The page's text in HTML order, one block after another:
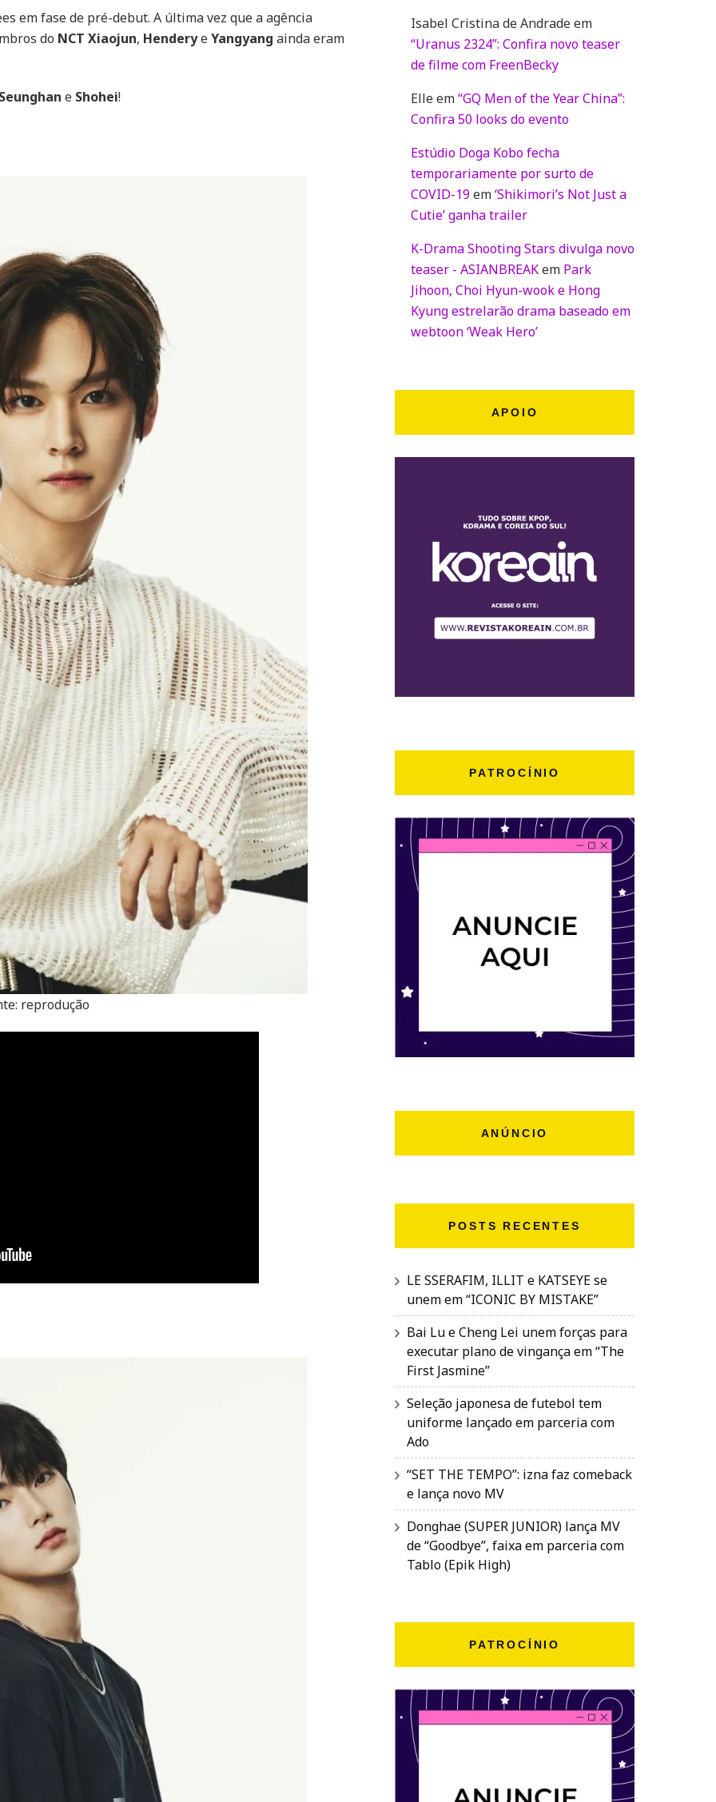
e
Shohei
em fase de pré-debut. A última vez que a agência
do NCT Xiaojun, HenderyeYangyang ainda eram
e Shohei!
reprodução
Isabel Cristina de Andradeem
“Uranus 2324”: Confira novo teaser
de filme com FreenBecky
Elleem“GQ Men of the Year China”:
Confira 50 looks do evento
Estúdio Doga Kobo fecha
temporariamente por surto de
COVID-19em‘Shikimori’s Not Just a
Cutie’ ganha trailer
K-Drama Shooting Stars divulga novo
teaser - ASIANBREAKem Park
Jihoon, Choi Hyun-wook e Hong
Kyung estrelarão drama baseado em
webtoon ‘Weak Hero’
APOIO
PATROCÍNIO
ANÚNCIO
POSTS RECENTES
LE SSERAFIM, ILLIT e KATSEYE se
unem em “ICONIC BY MISTAKE”
Bai Lu e Cheng Lei unem forças para
executar plano de vingança em “The
First Jasmine”
Seleção japonesa de futebol tem
uniforme lançado em parceria com
Ado
“SET THE TEMPO”: izna faz comeback
e lança novo MV
Donghae (SUPER JUNIOR) lança MV
de “Goodbye”, faixa em parceria com
Tablo (Epik High)
PATROCÍNIO